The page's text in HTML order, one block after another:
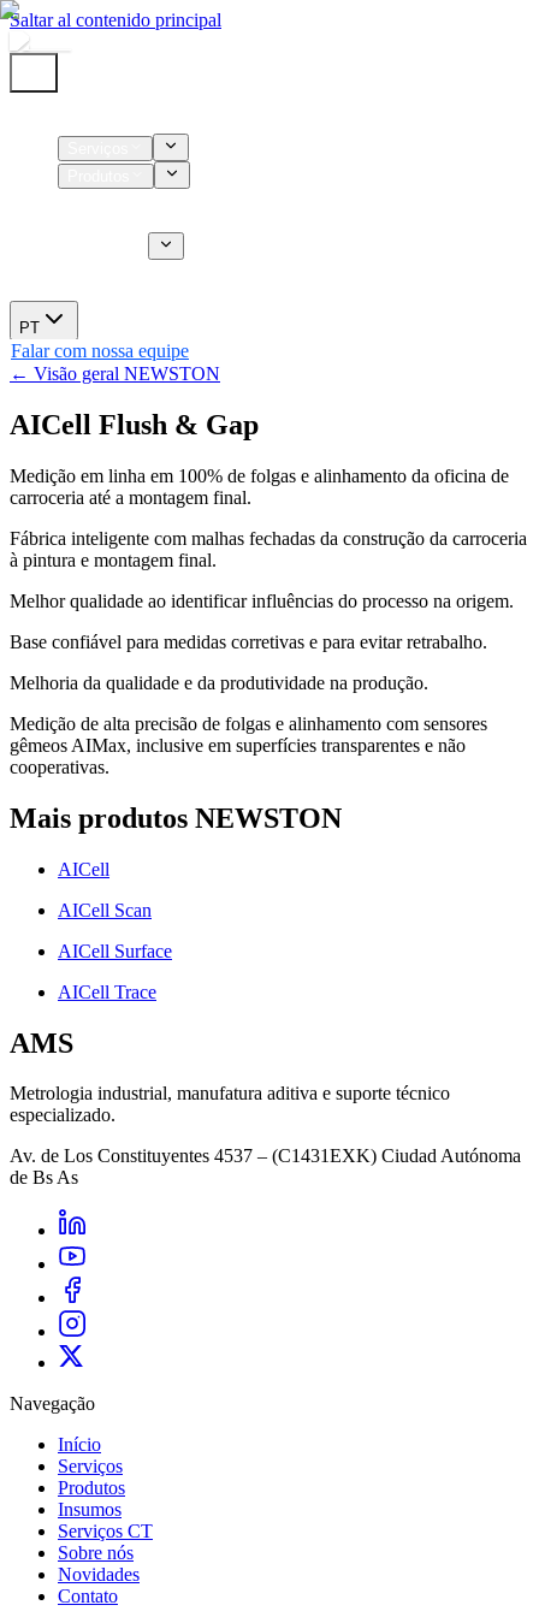
Saltar al contenido principal
PT
Falar com nossa equipe
← Visão geral NEWSTON
AICell Flush & Gap
Medição em linha em 100% de folgas e alinhamento da oficina de
carroceria até a montagem final.
Fábrica inteligente com malhas fechadas da construção da carroceria
à pintura e montagem final.
Melhor qualidade ao identificar influências do processo na origem.
Base confiável para medidas corretivas e para evitar retrabalho.
Melhoria da qualidade e da produtividade na produção.
Medição de alta precisão de folgas e alinhamento com sensores
gêmeos AIMax, inclusive em superfícies transparentes e não
cooperativas.
Mais produtos NEWSTON
AICell
AICell Scan
AICell Surface
AICell Trace
AMS
Metrologia industrial, manufatura aditiva e suporte técnico
especializado.
Av. de Los Constituyentes 4537 – (C1431EXK) Ciudad Autónoma
de Bs As
Navegação
Início
Serviços
Produtos
Insumos
Serviços CT
Sobre nós
Novidades
Contato